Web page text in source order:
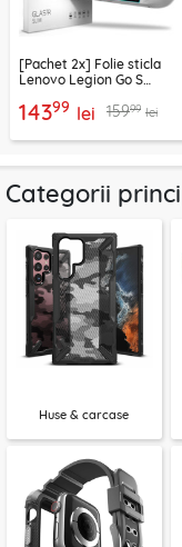
[Pachet 2x] Folie sticla
Lenovo Legion Go S
transparenta
14399 lei 15999 lei
Categorii
Huse & carcase